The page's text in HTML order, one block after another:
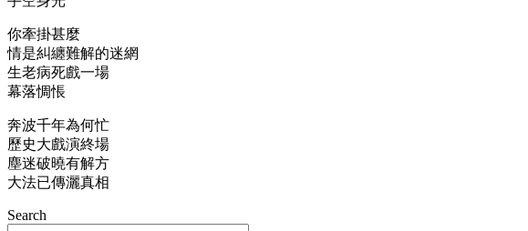
你牽掛甚麼
情是糾纏難解的迷網
生老病死戲一場
幕落惆悵
奔波千年為何忙
歷史大戲演終場
塵迷破曉有解方
大法已傳灑真相
Search